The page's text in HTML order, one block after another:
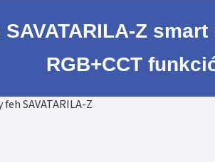
SAVATARILA-Z
RGB+CCT
SAVATARILA-Z